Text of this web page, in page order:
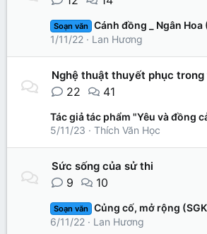
Soạn văn
Cánh đồng _ Ngân
1/11/22
Lan Hương
Nghệ thuật thuyết phục trong
22 41
Tác giả tác phẩm "Yêu và đồng
5/11/23
Thích Văn Học
Sức sống của sử thi
9 10
Soạn văn
Củng cố, mở rộng
6/11/22
Lan Hương